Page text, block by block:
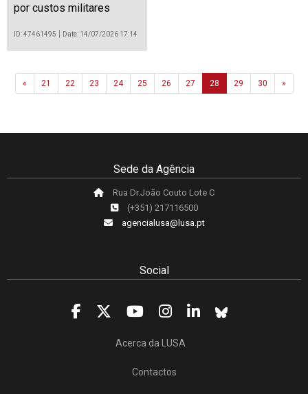
por custos militares
ID: 47461495 Date: 14/07/2026 17:14
«Previous
21 22 23 24 25 26 27 28 29 30 »Next
Sede da Agência
Rua Dr.João Couto Lote C
(+351) 217116500
agencialusa@lusa.pt
Social
Acerca da LUSA
Contactos